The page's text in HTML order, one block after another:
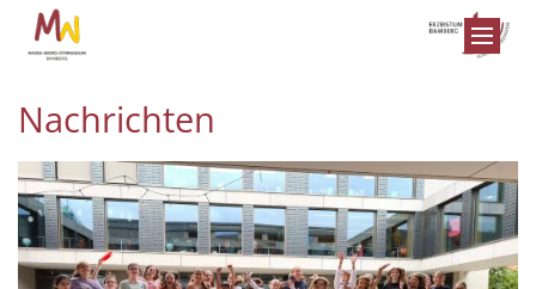
Zum Inhalt springen
Nachrichten